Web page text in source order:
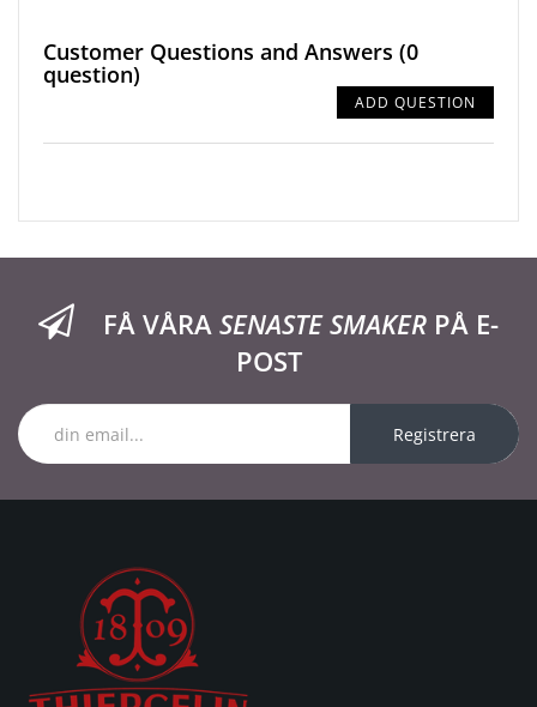
Customer Questions and Answers (0
question)
ADD QUESTION
FÅ VÅRA SENASTE SMAKER PÅ E-
POST
Registrera